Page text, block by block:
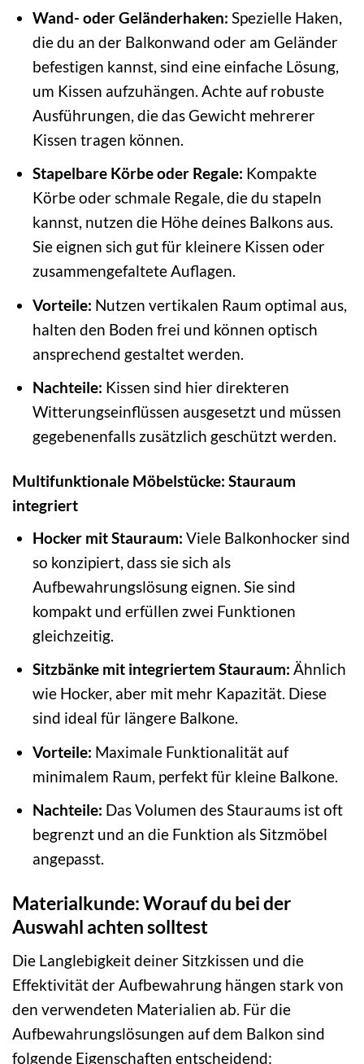
Wand- oder Geländerhaken: Spezielle Haken,
die du an der Balkonwand oder am Geländer
befestigen kannst, sind eine einfache Lösung,
um Kissen aufzuhängen. Achte auf robuste
Ausführungen, die das Gewicht mehrerer
Kissen tragen können.
Stapelbare Körbe oder Regale: Kompakte
Körbe oder schmale Regale, die du stapeln
kannst, nutzen die Höhe deines Balkons aus.
Sie eignen sich gut für kleinere Kissen oder
zusammengefaltete Auflagen.
Vorteile: Nutzen vertikalen Raum optimal aus,
halten den Boden frei und können optisch
ansprechend gestaltet werden.
Nachteile: Kissen sind hier direkteren
Witterungseinflüssen ausgesetzt und müssen
gegebenenfalls zusätzlich geschützt werden.
Multifunktionale Möbelstücke: Stauraum
integriert
Hocker mit Stauraum: Viele Balkonhocker sind
so konzipiert, dass sie sich als
Aufbewahrungslösung eignen. Sie sind
kompakt und erfüllen zwei Funktionen
gleichzeitig.
Sitzbänke mit integriertem Stauraum: Ähnlich
wie Hocker, aber mit mehr Kapazität. Diese
sind ideal für längere Balkone.
Vorteile: Maximale Funktionalität auf
minimalem Raum, perfekt für kleine Balkone.
Nachteile: Das Volumen des Stauraums ist oft
begrenzt und an die Funktion als Sitzmöbel
angepasst.
Materialkunde: Worauf du bei der
Auswahl achten solltest
Die Langlebigkeit deiner Sitzkissen und die
Effektivität der Aufbewahrung hängen stark von
den verwendeten Materialien ab. Für die
Aufbewahrungslösungen auf dem Balkon sind
folgende Eigenschaften entscheidend: